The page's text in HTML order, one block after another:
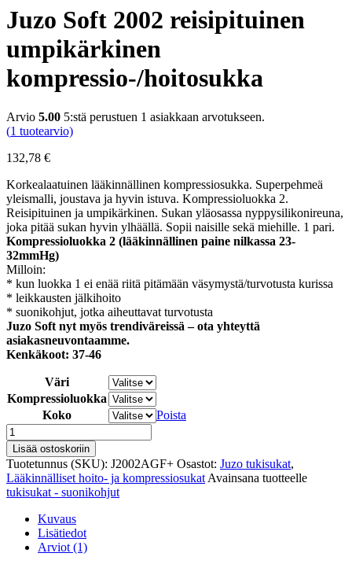
Juzo Soft 2002 reisipituinen
umpikärkinen
kompressio-/hoitosukka
Arvio 5.00 5:stä perustuen 1 asiakkaan arvotukseen.
(1 tuotearvio)
132,78 €
Korkealaatuinen lääkinnällinen kompressiosukka. Superpehmeä
yleismalli, joustava ja hyvin istuva. Kompressioluokka 2.
Reisipituinen ja umpikärkinen. Sukan yläosassa nyppysilikonireuna,
joka pitää sukan hyvin ylhäällä. Sopii naisille sekä miehille. 1 pari.
Kompressioluokka 2 (lääkinnällinen paine nilkassa 23-
32mmHg)
Milloin:
* kun luokka 1 ei enää riitä pitämään väsymystä/turvotusta kurissa
* leikkausten jälkihoito
* suonikohjut, jotka aiheuttavat turvotusta
Juzo Soft nyt myös trendiväreissä – ota yhteyttä
asiakasneuvontaamme.
Kenkäkoot: 37-46
Väri
Kompressioluokka
Koko
Poista
Juzo
Soft
2002
reisipituinen
umpikärkinen
kompressio-/hoitosukka
määrä
Lisää ostoskoriin
Tuotetunnus (SKU): J2002AGF+ Osastot: Juzo tukisukat,
Lääkinnälliset hoito- ja kompressiosukat Avainsana tuotteelle
tukisukat - suonikohjut
Kuvaus
Lisätiedot
Arviot (1)